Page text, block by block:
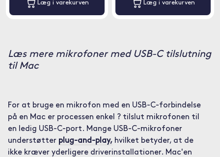
Læg i varekurven Læg i varekurven
Læs mere mikrofoner med USB-C tilslutning
til Mac
For at bruge en mikrofon med en USB-C-forbindelse
på en Mac er processen enkel ? tilslut mikrofonen til
en ledig USB-C-port. Mange USB-C-mikrofoner
understøtter plug-and-play,hvilket betyder, at de
ikke kræver yderligere driverinstallationer. Mac'en